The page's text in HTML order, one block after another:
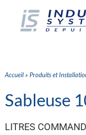
Accueil » Produits et
Sableuse
LITRES